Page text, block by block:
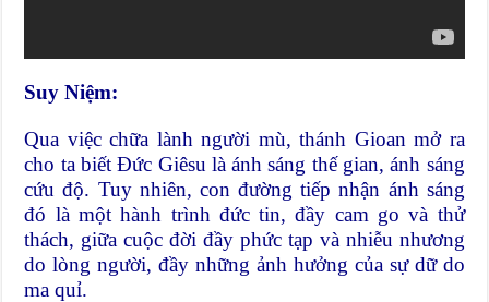
Suy Niệm:
Qua việc chữa lành người mù, thánh Gioan mở ra
cho ta biết Đức Giêsu là ánh sáng thế gian, ánh sáng
cứu độ. Tuy nhiên, con đường tiếp nhận ánh sáng
đó là một hành trình đức tin, đầy cam go và thử
thách, giữa cuộc đời đầy phức tạp và nhiễu nhương
do lòng người, đầy những ảnh hưởng của sự dữ do
ma quỉ.